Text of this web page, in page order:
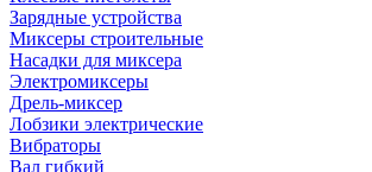
Зарядные устройства
Миксеры строительные
Насадки для миксера
Электромиксеры
Дрель-миксер
Лобзики электрические
Вибраторы
Вал гибкий